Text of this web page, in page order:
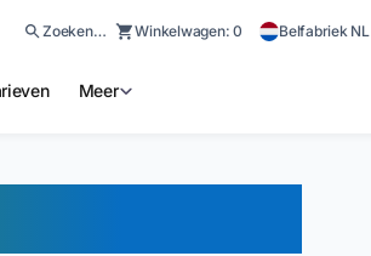
Zoeken… Winkelwagen:0 Belfabriek NL
Meer